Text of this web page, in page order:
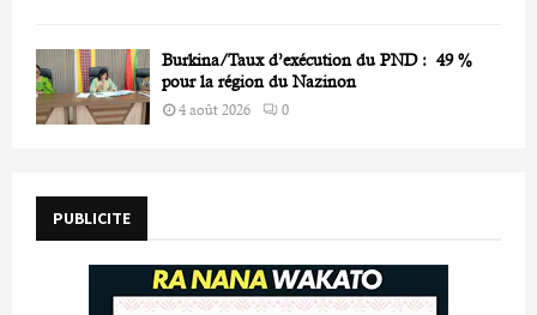
Burkina/Taux d’exécution du PND : 49 %
pour la région du Nazinon
4 août 2026 0
PUBLICITE